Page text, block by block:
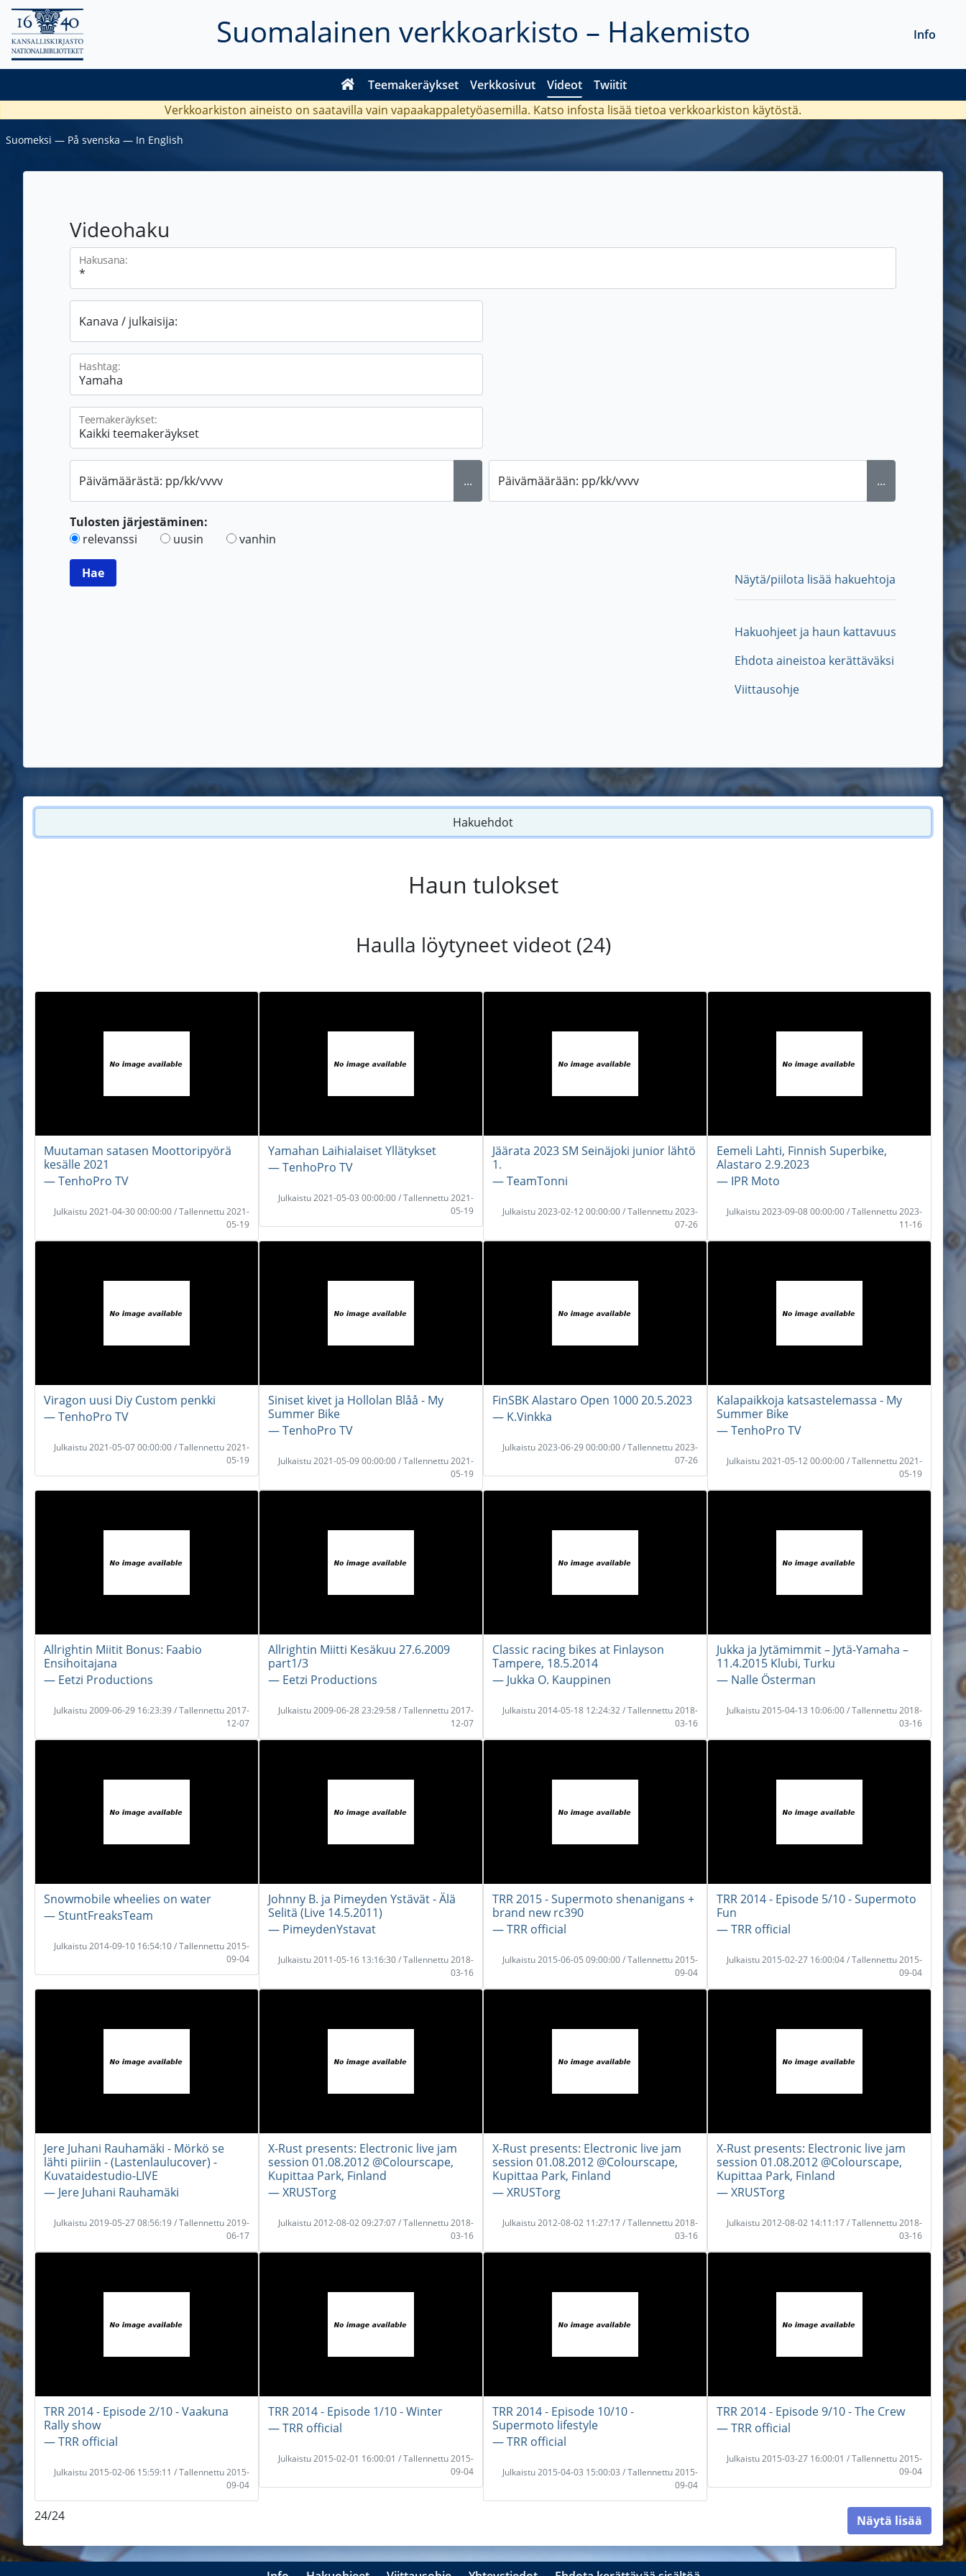
Suomalainen verkkoarkisto – Hakemisto
Teemakeräykset Verkkosivut Videot Twiitit
Info
Verkkoarkiston aineisto on saatavilla vain vapaakappaletyöasemilla. Katso infosta lisää tietoa verkkoarkiston käytöstä.
Suomeksi ― På svenska ― In English
Videohaku
Hakusana:
Kanava / julkaisija:
Hashtag:
Teemakeräykset:
Päivämäärästä: pp/kk/vvvv ... Päivämäärään: pp/kk/vvvv ...
Tulosten järjestäminen:
relevanssi
uusin vanhin
Näytä/piilota lisää hakuehtoja
Hakuohjeet ja haun kattavuus
Ehdota aineistoa kerättäväksi
Viittausohje
Hakuehdot
Haun tulokset
Haulla löytyneet videot (24)
Muutaman satasen Moottoripyörä
kesälle 2021
― TenhoPro TV
Julkaistu 2021-04-30 00:00:00 / Tallennettu 2021-
05-19
Yamahan Laihialaiset Yllätykset
― TenhoPro TV
Julkaistu 2021-05-03 00:00:00 / Tallennettu 2021-
05-19
Jäärata 2023 SM Seinäjoki junior lähtö
1.
― TeamTonni
Julkaistu 2023-02-12 00:00:00 / Tallennettu 2023-
07-26
Eemeli Lahti, Finnish Superbike,
Alastaro 2.9.2023
― IPR Moto
Julkaistu 2023-09-08 00:00:00 / Tallennettu 2023-
11-16
Viragon uusi Diy Custom penkki
― TenhoPro TV
Julkaistu 2021-05-07 00:00:00 / Tallennettu 2021-
05-19
Siniset kivet ja Hollolan Blåå - My
Summer Bike
― TenhoPro TV
Julkaistu 2021-05-09 00:00:00 / Tallennettu 2021-
05-19
FinSBK Alastaro Open 1000 20.5.2023
― K.Vinkka
Julkaistu 2023-06-29 00:00:00 / Tallennettu 2023-
07-26
Kalapaikkoja katsastelemassa - My
Summer Bike
― TenhoPro TV
Julkaistu 2021-05-12 00:00:00 / Tallennettu 2021-
05-19
Allrightin Miitit Bonus: Faabio
Ensihoitajana
― Eetzi Productions
Julkaistu 2009-06-29 16:23:39 / Tallennettu 2017-
12-07
Allrightin Miitti Kesäkuu 27.6.2009
part1/3
― Eetzi Productions
Julkaistu 2009-06-28 23:29:58 / Tallennettu 2017-
12-07
Classic racing bikes at Finlayson
Tampere, 18.5.2014
― Jukka O. Kauppinen
Julkaistu 2014-05-18 12:24:32 / Tallennettu 2018-
03-16
Jukka ja Jytämimmit – Jytä-Yamaha –
11.4.2015 Klubi, Turku
― Nalle Österman
Julkaistu 2015-04-13 10:06:00 / Tallennettu 2018-
03-16
Snowmobile wheelies on water
― StuntFreaksTeam
Julkaistu 2014-09-10 16:54:10 / Tallennettu 2015-
09-04
Johnny B. ja Pimeyden Ystävät - Älä
Selitä (Live 14.5.2011)
― PimeydenYstavat
Julkaistu 2011-05-16 13:16:30 / Tallennettu 2018-
03-16
TRR 2015 - Supermoto shenanigans +
brand new rc390
― TRR official
Julkaistu 2015-06-05 09:00:00 / Tallennettu 2015-
09-04
TRR 2014 - Episode 5/10 - Supermoto
Fun
― TRR official
Julkaistu 2015-02-27 16:00:04 / Tallennettu 2015-
09-04
Jere Juhani Rauhamäki - Mörkö se
lähti piiriin - (Lastenlaulucover) -
Kuvataidestudio-LIVE
― Jere Juhani Rauhamäki
Julkaistu 2019-05-27 08:56:19 / Tallennettu 2019-
06-17
X-Rust presents: Electronic live jam
session 01.08.2012 @Colourscape,
Kupittaa Park, Finland
― XRUSTorg
Julkaistu 2012-08-02 09:27:07 / Tallennettu 2018-
03-16
X-Rust presents: Electronic live jam
session 01.08.2012 @Colourscape,
Kupittaa Park, Finland
― XRUSTorg
Julkaistu 2012-08-02 11:27:17 / Tallennettu 2018-
03-16
X-Rust presents: Electronic live jam
session 01.08.2012 @Colourscape,
Kupittaa Park, Finland
― XRUSTorg
Julkaistu 2012-08-02 14:11:17 / Tallennettu 2018-
03-16
TRR 2014 - Episode 2/10 - Vaakuna
Rally show
― TRR official
Julkaistu 2015-02-06 15:59:11 / Tallennettu 2015-
09-04
TRR 2014 - Episode 1/10 - Winter
― TRR official
Julkaistu 2015-02-01 16:00:01 / Tallennettu 2015-
09-04
TRR 2014 - Episode 10/10 -
Supermoto lifestyle
― TRR official
Julkaistu 2015-04-03 15:00:03 / Tallennettu 2015-
09-04
TRR 2014 - Episode 9/10 - The Crew
― TRR official
Julkaistu 2015-03-27 16:00:01 / Tallennettu 2015-
09-04
24/24 Näytä lisää